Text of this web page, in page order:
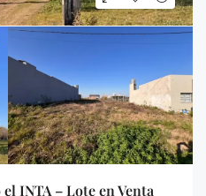
INTA – Lote en Venta